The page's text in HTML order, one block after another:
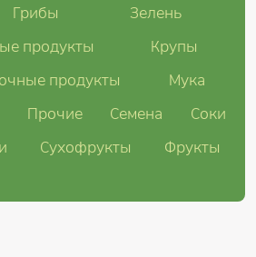
Грибы
Зелень
продукты
Крупы
продукты
Мука
Прочие Семена
Соки
Сухофрукты
Фрукты